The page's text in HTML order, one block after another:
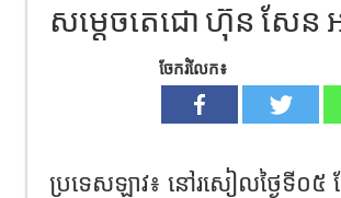
សម្តេចតេជោ ហ៊ុន សែន
ចែករំលែក៖
ប្រទេសឡាវ៖ នៅរសៀលថ្ងៃទី០៥